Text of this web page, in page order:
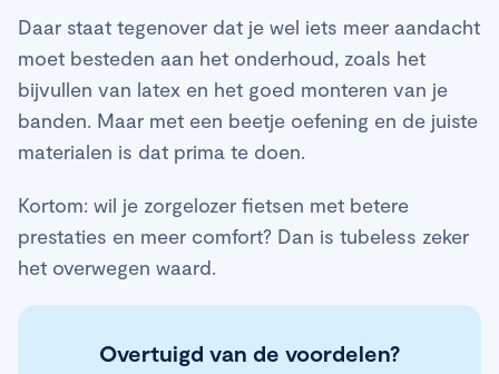
Daar staat tegenover dat je wel iets meer aandacht
moet besteden aan het onderhoud, zoals het
bijvullen van latex en het goed monteren van je
banden. Maar met een beetje oefening en de juiste
materialen is dat prima te doen.
Kortom: wil je zorgelozer fietsen met betere
prestaties en meer comfort? Dan is tubeless zeker
het overwegen waard.
Overtuigd van de voordelen?